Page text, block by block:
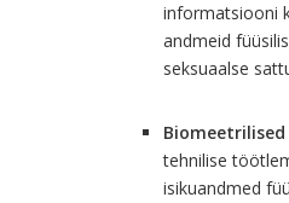
informatsiooni
andmeid
seksuaalse
tehnilise
isikuandmed